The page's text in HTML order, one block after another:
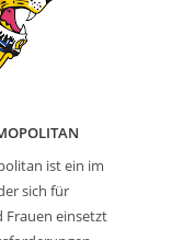
ist ein im
sich für
Frauen einsetzt